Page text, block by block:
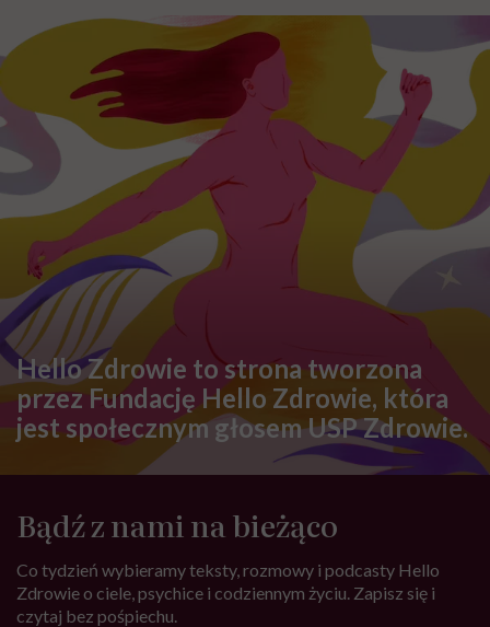
Hello Zdrowie to strona tworzona
przez Fundację Hello Zdrowie, która
jest społecznym głosem USP Zdrowie.
Bądź z nami na bieżąco
Co tydzień wybieramy teksty, rozmowy i podcasty Hello
Zdrowie o ciele, psychice i codziennym życiu. Zapisz się i
czytaj bez pośpiechu.